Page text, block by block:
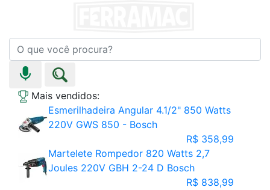
Mais vendidos:
Esmerilhadeira Angular 4.1/2" 850 Watts
220V GWS 850 - Bosch
R$ 358,99
Martelete Rompedor 820 Watts 2,7
Joules 220V GBH 2-24 D Bosch
R$ 838,99